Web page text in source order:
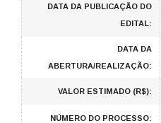
DATA DA PUBLICAÇÃO DO
EDITAL:
DATA DA
ABERTURA/REALIZAÇÃO:
VALOR ESTIMADO (R$):
NÚMERO DO PROCESSO: